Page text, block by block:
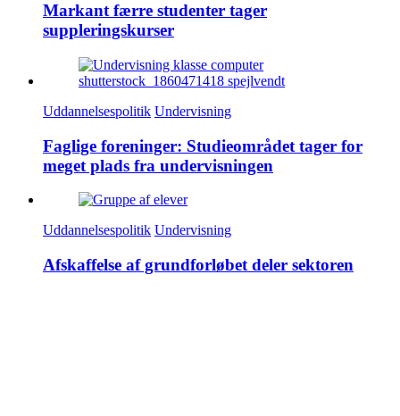
Markant færre studenter tager
suppleringskurser
Uddannelsespolitik Undervisning
Faglige foreninger: Studieområdet tager for
meget plads fra undervisningen
Uddannelsespolitik Undervisning
Afskaffelse af grundforløbet deler sektoren